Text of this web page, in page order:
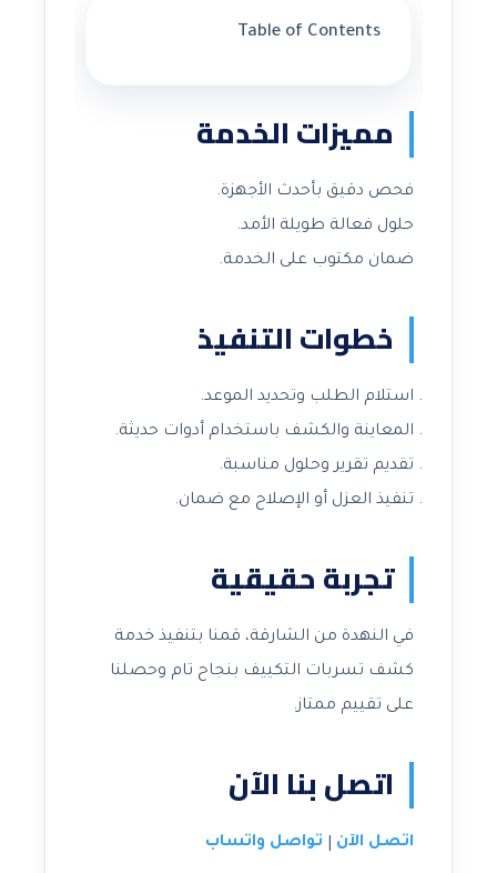
Table of Contents
مميزات الخدمة
فحص دقيق بأحدث الأجهزة.
حلول فعالة طويلة الأمد.
ضمان مكتوب على الخدمة.
خطوات التنفيذ
استلام الطلب وتحديد الموعد.
المعاينة والكشف باستخدام أدوات حديثة.
تقديم تقرير وحلول مناسبة.
تنفيذ العزل أو الإصلاح مع ضمان.
تجربة حقيقية
في النهدة من الشارقة، قمنا بتنفيذ خدمة
كشف تسربات التكييف بنجاح تام وحصلنا
على تقييم ممتاز.
اتصل بنا الآن
اتصل الآن تواصل واتساب